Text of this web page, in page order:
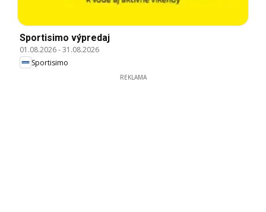
Sportisimo výpredaj
01.08.2026-31.08.2026
Sportisimo
REKLAMA